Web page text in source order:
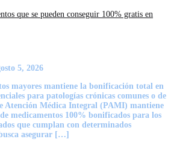
que se pueden conseguir 100% gratis en
5, 2026
mayores mantiene la bonificación total en
para patologías crónicas comunes o de
Atención Médica Integral (PAMI) mantiene
medicamentos 100% bonificados para los
que cumplan con determinados
asegurar […]